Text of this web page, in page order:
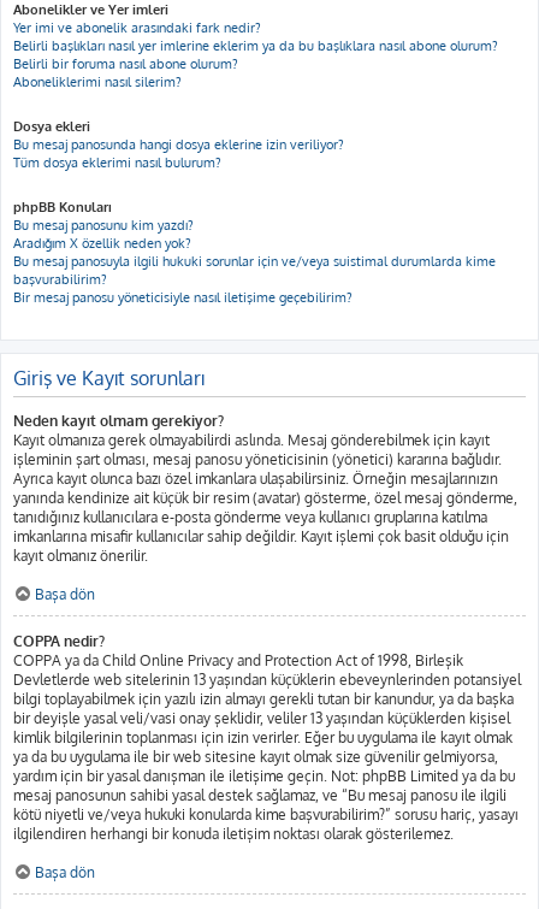
Abonelikler ve Yer imleri
Yer imi ve abonelik arasındaki fark nedir?
Belirli başlıkları nasıl yer imlerine eklerim ya da bu başlıklara nasıl abone olurum?
Belirli bir foruma nasıl abone olurum?
Aboneliklerimi nasıl silerim?
Dosya ekleri
Bu mesaj panosunda hangi dosya eklerine izin veriliyor?
Tüm dosya eklerimi nasıl bulurum?
phpBB Konuları
Bu mesaj panosunu kim yazdı?
Aradığım X özellik neden yok?
Bu mesaj panosuyla ilgili hukuki sorunlar için ve/veya suistimal durumlarda kime
başvurabilirim?
Bir mesaj panosu yöneticisiyle nasıl iletişime geçebilirim?
Giriş ve Kayıt sorunları
Neden kayıt olmam gerekiyor?
Kayıt olmanıza gerek olmayabilirdi aslında. Mesaj gönderebilmek için kayıt
işleminin şart olması, mesaj panosu yöneticisinin (yönetici) kararına bağlıdır.
Ayrıca kayıt olunca bazı özel imkanlara ulaşabilirsiniz. Örneğin mesajlarınızın
yanında kendinize ait küçük bir resim (avatar) gösterme, özel mesaj gönderme,
tanıdığınız kullanıcılara e-posta gönderme veya kullanıcı gruplarına katılma
imkanlarına misafir kullanıcılar sahip değildir. Kayıt işlemi çok basit olduğu için
kayıt olmanız önerilir.
Başa dön
COPPA nedir?
COPPA ya da Child Online Privacy and Protection Act of 1998, Birleşik
Devletlerde web sitelerinin 13 yaşından küçüklerin ebeveynlerinden potansiyel
bilgi toplayabilmek için yazılı izin almayı gerekli tutan bir kanundur, ya da başka
bir deyişle yasal veli/vasi onay şeklidir, veliler 13 yaşından küçüklerden kişisel
kimlik bilgilerinin toplanması için izin verirler. Eğer bu uygulama ile kayıt olmak
ya da bu uygulama ile bir web sitesine kayıt olmak size güvenilir gelmiyorsa,
yardım için bir yasal danışman ile iletişime geçin. Not: phpBB Limited ya da bu
mesaj panosunun sahibi yasal destek sağlamaz, ve “Bu mesaj panosu ile ilgili
kötü niyetli ve/veya hukuki konularda kime başvurabilirim?” sorusu hariç, yasayı
ilgilendiren herhangi bir konuda iletişim noktası olarak gösterilemez.
Başa dön